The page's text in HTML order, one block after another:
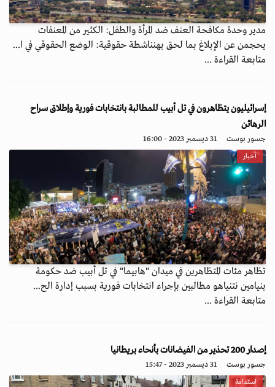
مدير وحدة مكافحة العنف ضد المرأة والطفل: الكثير من المعنفات
يحجمن عن الإبلاغ بما لحق بهنناشطة حقوقية: الوضع الحقوقي في ا...
متابعة القراءة ...
إسرائيليون يتظاهرون في تل أبيب للمطالبة بانتخابات فورية وإطلاق سراح
الرهائن
جسور بوست 31 ديسمبر 2023 - 16:00
أخبار
تظاهر مئات المتظاهرين في ميدان "هابيما" في تل أبيب ضد حكومة
بنيامين نتنياهو مطالبين بإجراء انتخابات فورية بسبب إدارة الح...
متابعة القراءة ...
إصدار 200 تحذير من الفيضانات بأنحاء بريطانيا
جسور بوست 31 ديسمبر 2023 - 15:47
استدامة